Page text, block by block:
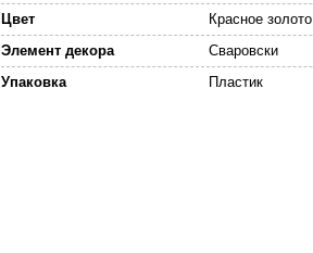
Цвет
Красное золото
Элемент декора
Сваровски
Упаковка
Пластик